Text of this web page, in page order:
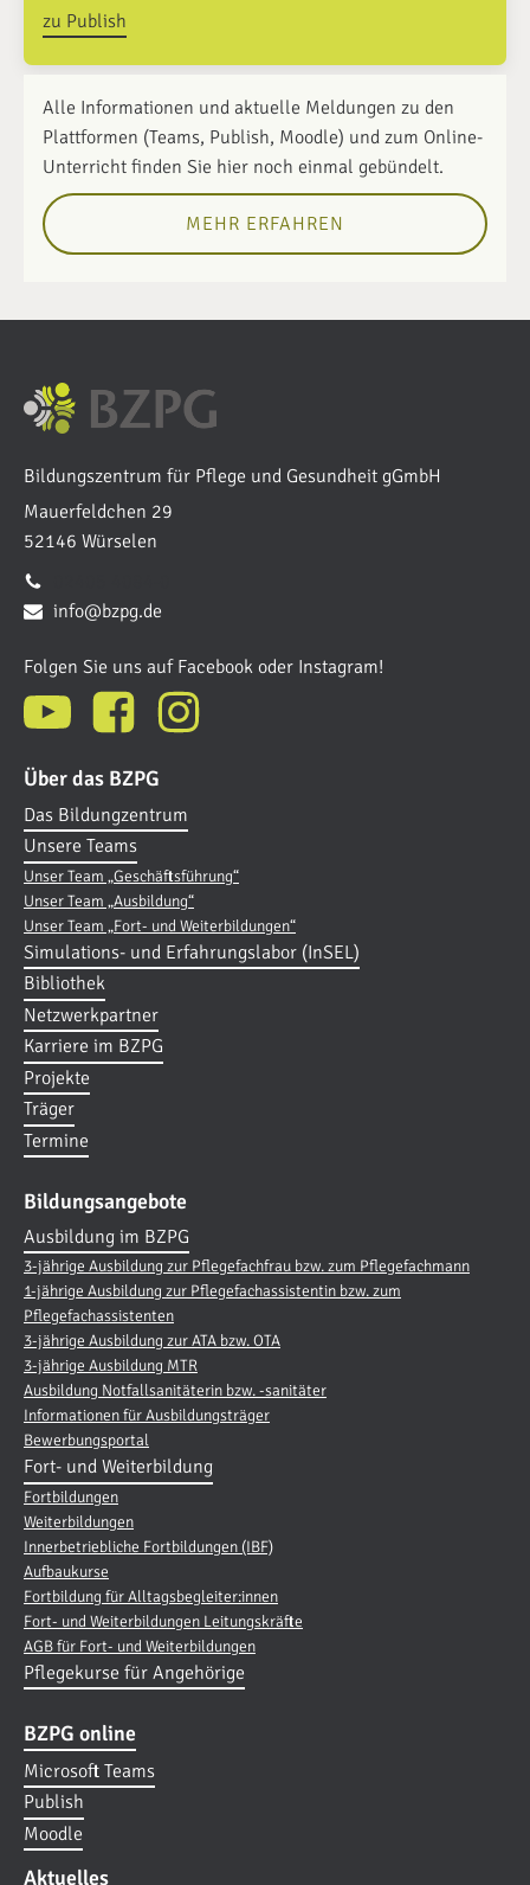
zu Publish
Alle Informationen und aktuelle Meldungen zu den
Plattformen (Teams, Publish, Moodle) und zum Online-
Unterricht finden Sie hier noch einmal gebündelt.
MEHR ERFAHREN
Bildungszentrum für Pflege und Gesundheit gGmbH
Mauerfeldchen 29
52146 Würselen
info@bzpg.de
Folgen Sie uns auf Facebook oder Instagram!
Über das BZPG
Das Bildungzentrum
Unsere Teams
Unser Team „Geschäftsführung“
Unser Team „Ausbildung“
Unser Team „Fort- und Weiterbildungen“
Simulations- und Erfahrungslabor (InSEL)
Bibliothek
Netzwerkpartner
Karriere im BZPG
Projekte
Träger
Termine
Bildungsangebote
Ausbildung im BZPG
3-jährige Ausbildung zur Pflegefachfrau bzw. zum Pflegefachmann
1-jährige Ausbildung zur Pflegefachassistentin bzw. zum
Pflegefachassistenten
3-jährige Ausbildung zur ATA bzw. OTA
3-jährige Ausbildung MTR
Ausbildung Notfallsanitäterin bzw. -sanitäter
Informationen für Ausbildungsträger
Bewerbungsportal
Fort- und Weiterbildung
Fortbildungen
Weiterbildungen
Innerbetriebliche Fortbildungen (IBF)
Aufbaukurse
Fortbildung für Alltagsbegleiter:innen
Fort- und Weiterbildungen Leitungskräfte
AGB für Fort- und Weiterbildungen
Pflegekurse für Angehörige
BZPG online
Microsoft Teams
Publish
Moodle
Aktuelles